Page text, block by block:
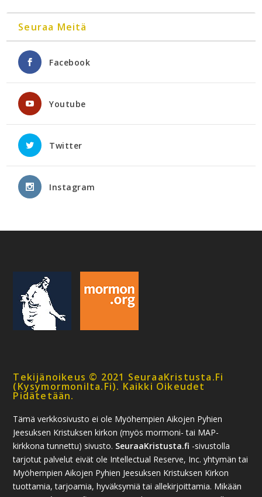
Seuraa Meitä
Facebook
Youtube
Twitter
Instagram
Tekijänoikeus © 2021 SeuraaKristusta.fi
(kysymormonilta.fi). Kaikki Oikeudet
Pidätetään.
Tämä verkkosivusto ei ole Myöhempien Aikojen Pyhien
Jeesuksen Kristuksen kirkon (myös mormoni- tai MAP-
kirkkona tunnettu) sivusto. SeuraaKristusta.fi -sivustolla
tarjotut palvelut eivät ole Intellectual Reserve, Inc. yhtymän tai
Myöhempien Aikojen Pyhien Jeesuksen Kristuksen Kirkon
tuottamia, tarjoamia, hyväksymiä tai allekirjoittamia. Mikään